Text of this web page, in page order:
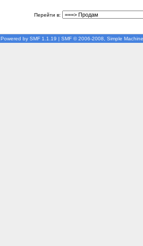
Перейти в:
Powered by SMF 1.1.19 | SMF © 2006-2008, Simple